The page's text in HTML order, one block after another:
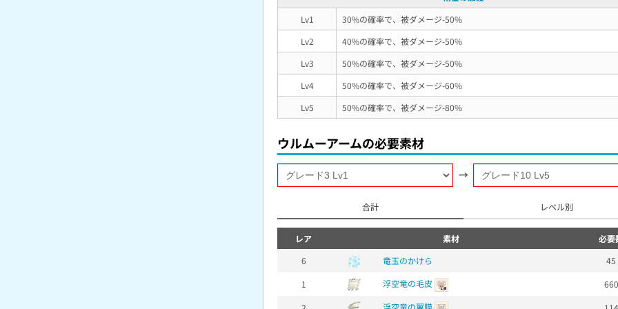
Lv1
30%の確率で、被ダメージ-50%
Lv2
40%の確率で、被ダメージ-50%
Lv3
50%の確率で、被ダメージ-50%
Lv4
50%の確率で、被ダメージ-60%
Lv5
50%の確率で、被ダメージ-80%
ウルムーアームの必要素材
→
合計 レベル別
レア 素材
必要
6
竜玉のかけら
45
1
浮空竜の毛皮
660
浮空竜の翼膜